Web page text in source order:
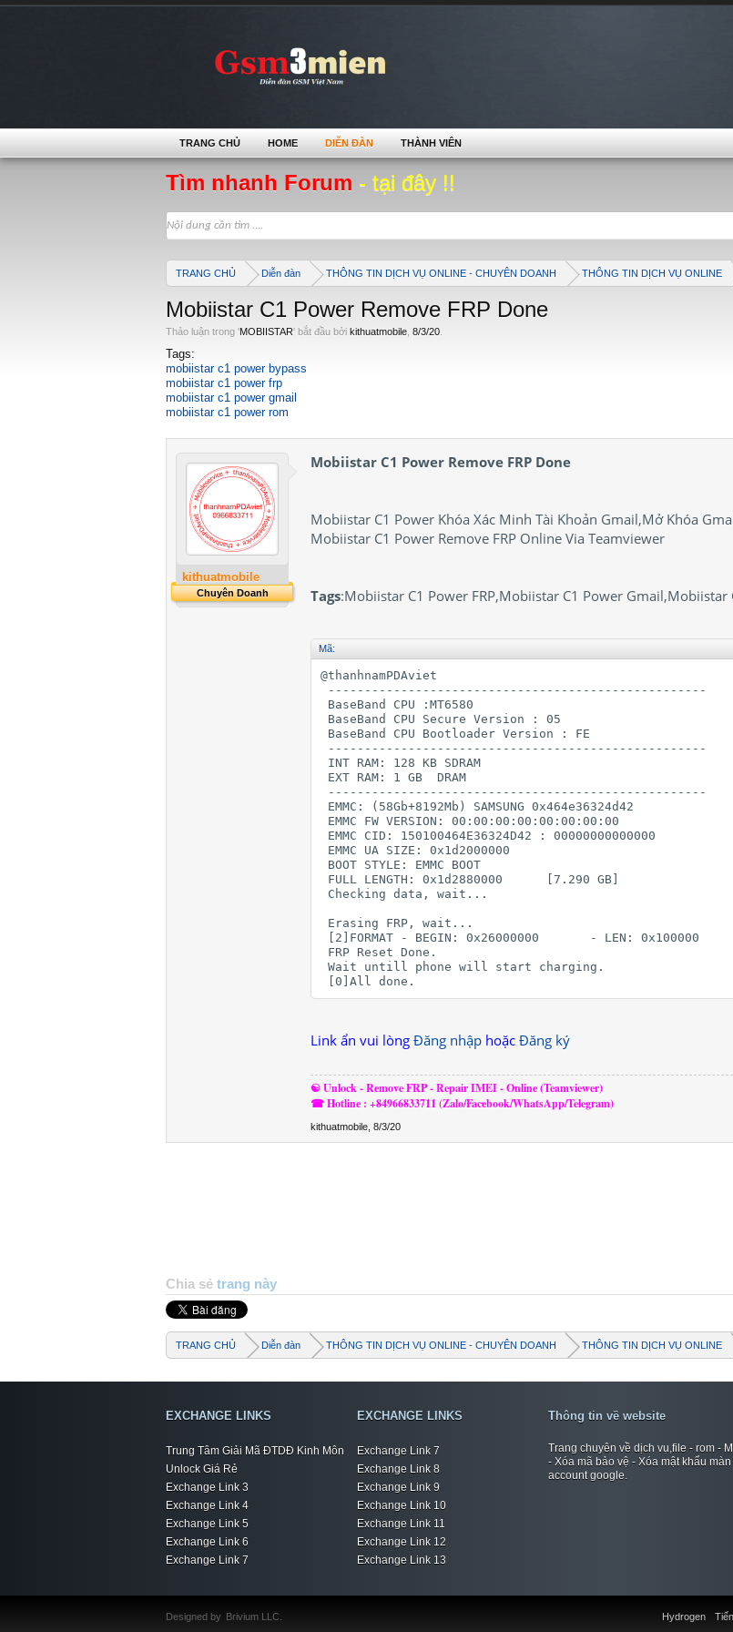
Tìm nhanh Forum - tại đây !!
TRANG CHỦ Diễn đàn THÔNG TIN DỊCH VỤ ONLINE - CHUYÊN DOANH THÔNG TIN DỊCH VỤ ONLINE
Mobiistar C1 Power Remove FRP Done
Thảo luận trong 'MOBIISTAR' bắt đầu bởi kithuatmobile 8/3/20
Tags:
mobiistar c1 power bypass
mobiistar c1 power frp
mobiistar c1 power gmail
mobiistar c1 power rom
kithuatmobile
Chuyên Doanh
Mobiistar C1 Power Remove FRP Done
Mobiistar C1 Power Khóa Xác Minh Tài Khoản Gmail,Mở Khóa
Mobiistar C1 Power Remove FRP Online Via Teamviewer
Tags:Mobiistar C1 Power FRP,Mobiistar C1 Power
Mã:
@thanhnamPDAviet
----------------------------------------------------
BaseBand CPU :MT6580
BaseBand CPU Secure Version : 05
BaseBand CPU Bootloader Version : FE
----------------------------------------------------
INT RAM: 128 KB SDRAM
EXT RAM: 1 GB  DRAM
----------------------------------------------------
EMMC: (58Gb+8192Mb) SAMSUNG 0x464e36324d42
EMMC FW VERSION: 00:00:00:00:00:00:00:00
EMMC CID: 150100464E36324D42 : 00000000000000
EMMC UA SIZE: 0x1d2000000
BOOT STYLE: EMMC BOOT
FULL LENGTH: 0x1d2880000      [7.290 GB]
Checking data, wait...
Erasing FRP, wait...
[2]FORMAT - BEGIN: 0x26000000       - LEN:
FRP Reset Done.
Wait untill phone will start charging.
[0]All done.
Link ẩn vui lòng Đăng nhập hoặc Đăng ký
☯ Unlock - Remove FRP - Repair IMEI - Online (Teamviewer)
☎ Hotline : +84966833711 (Zalo/Facebook/WhatsApp/Telegram)
kithuatmobile 8/3/20
Chia sẻ trang này
TRANG CHỦ Diễn đàn THÔNG TIN DỊCH VỤ ONLINE - CHUYÊN DOANH THÔNG TIN DỊCH VỤ ONLINE
TRANG CHỦ HOME DIỄN ĐÀN THÀNH VIÊN
EXCHANGE LINKS
Trung Tâm Giải Mã ĐTDĐ Kinh Môn
Unlock Giá Rẻ
Exchange Link 3
Exchange Link 4
Exchange Link 5
Exchange Link 6
Exchange Link 7
EXCHANGE LINKS
Exchange Link 7
Exchange Link 8
Exchange Link 9
Exchange Link 10
Exchange Link 11
Exchange Link 12
Exchange Link 13
Thông tin về website
Trang chuyên về dịch vụ,file - rom -
- Xóa mã bảo vệ - Xóa mật khẩu
account google.
Hydrogen
Designed by Brivium LLC.